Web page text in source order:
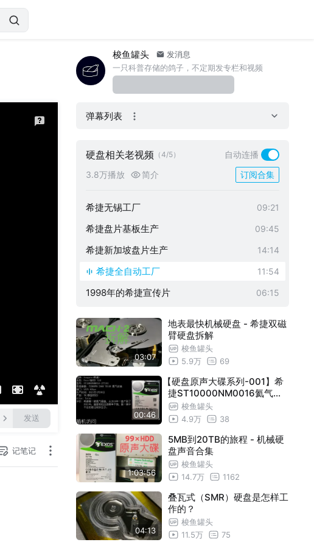
发送
记笔记
梭鱼罐头
发消息
一只科普存储的鸽子，不定期发专栏和视频
弹幕列表
硬盘相关老视频 （4/5）
自动连播
3.8万播放
简介 订阅合集
希捷无锡工厂 09:21
希捷盘片基板生产 09:45
希捷新加坡盘片生产 14:14
希捷全自动工厂 11:54
1998年的希捷宣传片 06:15
03:07
地表最快机械硬盘 - 希捷双磁
臂硬盘拆解
梭鱼罐头
5.9万
69
00:46
【硬盘原声大碟系列-001】希
捷ST10000NM0016氦气硬
盘的声音
梭鱼罐头
4.9万
38
1:03:56
5MB到20TB的旅程 - 机械硬
盘声音合集
梭鱼罐头
14.7万
1162
04:13
叠瓦式（SMR）硬盘是怎样工
作的？
梭鱼罐头
11.5万
75